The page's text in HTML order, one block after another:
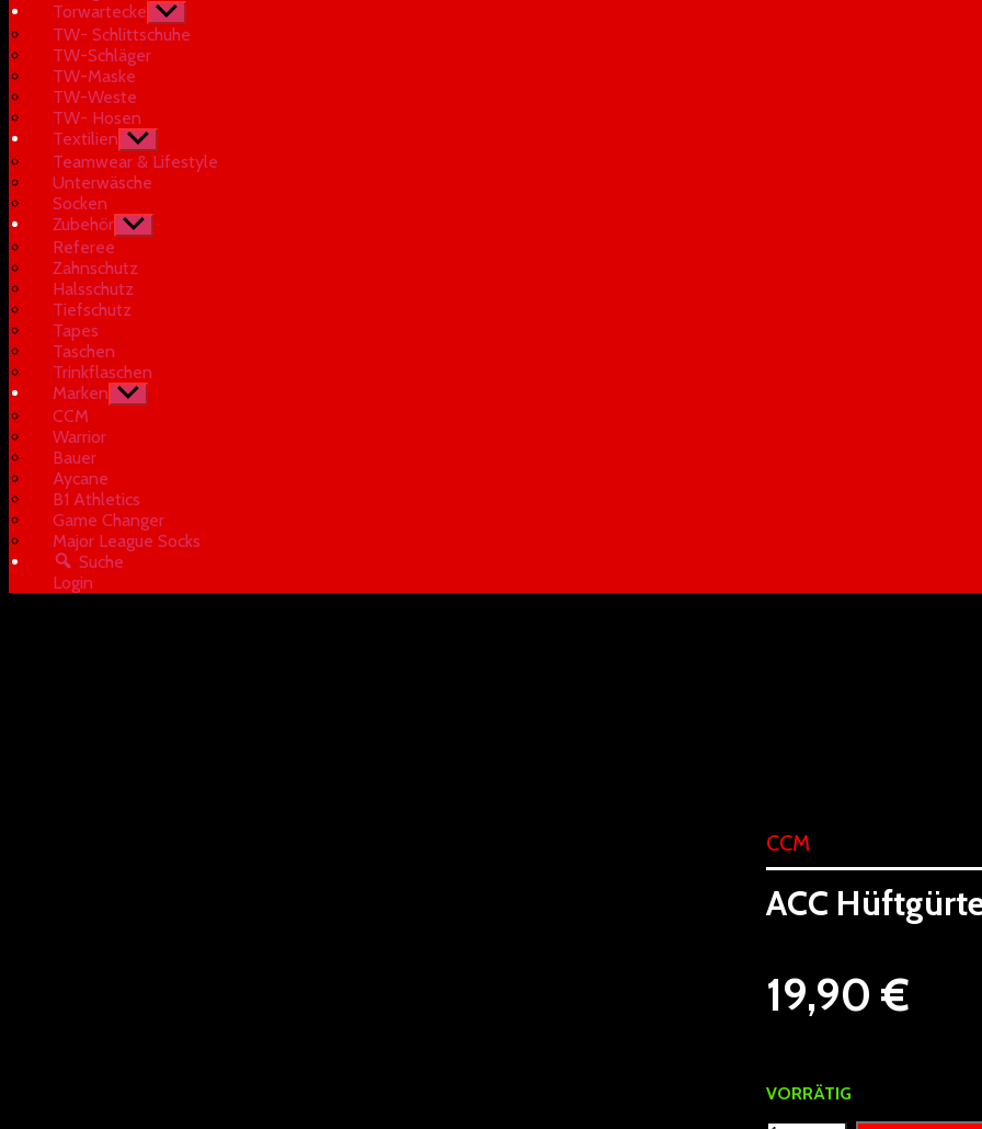
Torwartecke Untermenü
anzeigen
TW- Schlittschuhe
TW-Schläger
TW-Maske
TW-Weste
TW- Hosen
Textilien Untermenü
anzeigen
Teamwear & Lifestyle
Unterwäsche
Socken
Zubehör Untermenü
anzeigen
Referee
Zahnschutz
Halsschutz
Tiefschutz
Tapes
Taschen
Trinkflaschen
Marken Untermenü
anzeigen
CCM
Warrior
Bauer
Aycane
B1 Athletics
Game Changer
Major League Socks
Suche
Login
CCM
ACC
19,90 €
VORRÄTIG